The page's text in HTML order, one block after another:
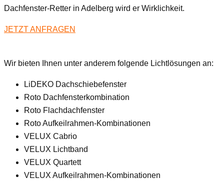
Dachfenster-Retter in Adelberg wird er Wirklichkeit.
JETZT ANFRAGEN
Wir bieten Ihnen unter anderem folgende Lichtlösungen an:
LiDEKO Dachschiebefenster
Roto Dachfensterkombination
Roto Flachdachfenster
Roto Aufkeilrahmen-Kombinationen
VELUX Cabrio
VELUX Lichtband
VELUX Quartett
VELUX Aufkeilrahmen-Kombinationen